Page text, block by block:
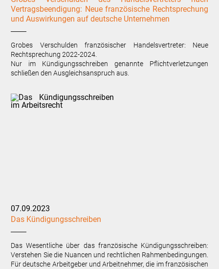
Vertragsbeendigung: Neue französische Rechtsprechung
und Auswirkungen auf deutsche Unternehmen
Grobes Verschulden französischer Handelsvertreter: Neue
Rechtsprechung 2022-2024.
Nur im Kündigungsschreiben genannte Pflichtverletzungen
schließen den Ausgleichsanspruch aus.
07.09.2023
Das Kündigungsschreiben
Das Wesentliche über das französische Kündigungsschreiben:
Verstehen Sie die Nuancen und rechtlichen Rahmenbedingungen.
Für deutsche Arbeitgeber und Arbeitnehmer, die im französischen